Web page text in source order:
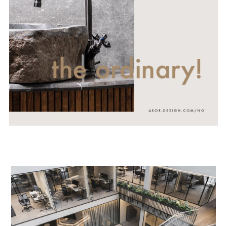
Inngangspartiet ble utvidet og fremhevet med en
portal som stikker ut fra fasaden. Med ny skilting
og belysning, er den i dag en inviterende og
synlig inngang. Innvendig, i hjertet av bygget er
det åpnet opp med et nytt atrium. Atriet er en
grønn oase, et friskt pust med en visuell identitet
som er annerledes enn resten av bygget. Dette er
blitt et rom hvor det er spennende å bevege- og
oppholde seg. Grønne planter, godt med dagslys
Rundt atriet i første etasje, er det tilrettelagt for
konferansedeltagere.
En romslig og skulpturell trapp knytter sammen
etasjene, og er tilgjengelig for besøkende opp til
plan 2. Løsningen åpner opp, og inviterer